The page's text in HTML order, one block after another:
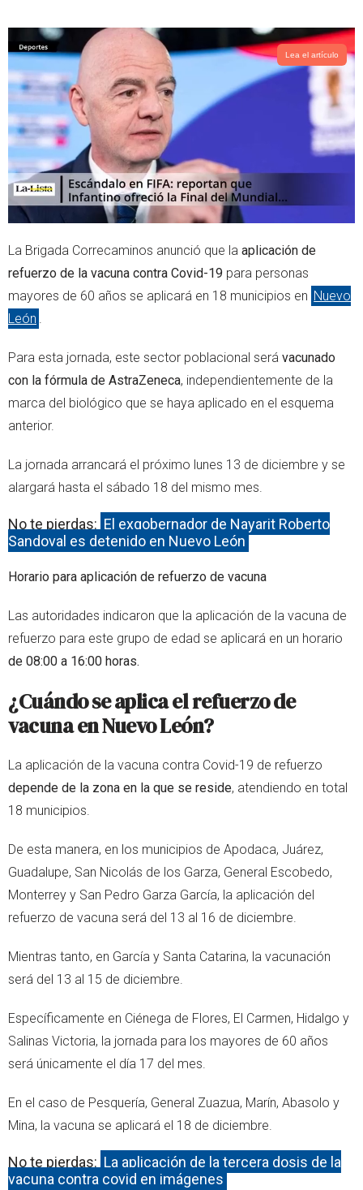
i
t
t
e
r
a
t
s
a
p
p
Lea el artículo
La Brigada Correcaminos anunció que la aplicación de
refuerzo de la vacuna contra Covid-19 para personas
mayores de 60 años se aplicará en 18 municipios en Nuevo
León
Para esta jornada, este sector poblacional será vacunado
con la fórmula de AstraZeneca, independientemente de la
marca del biológico que se haya aplicado en el esquema
anterior.
La jornada arrancará el próximo lunes 13 de diciembre y se
alargará hasta el sábado 18 del mismo mes.
No te pierdas: El exgobernador de Nayarit Roberto
Sandoval es detenido en Nuevo León
Horario para aplicación de refuerzo de vacuna
Las autoridades indicaron que la aplicación de la vacuna de
refuerzo para este grupo de edad se aplicará en un horario
de 08:00 a 16:00 horas.
¿Cuándo se aplica el refuerzo de
vacuna en Nuevo León?
La aplicación de la vacuna contra Covid-19 de refuerzo
depende de la zona en la que se reside, atendiendo en total
18 municipios.
De esta manera, en los municipios de Apodaca, Juárez,
Guadalupe, San Nicolás de los Garza, General Escobedo,
Monterrey y San Pedro Garza García, la aplicación del
refuerzo de vacuna será del 13 al 16 de diciembre.
Mientras tanto, en García y Santa Catarina, la vacunación
será del 13 al 15 de diciembre.
Específicamente en Ciénega de Flores, El Carmen, Hidalgo y
Salinas Victoria, la jornada para los mayores de 60 años
será únicamente el día 17 del mes.
En el caso de Pesquería, General Zuazua, Marín, Abasolo y
Mina, la vacuna se aplicará el 18 de diciembre.
No te pierdas: La aplicación de la tercera dosis de la
vacuna contra covid en imágenes